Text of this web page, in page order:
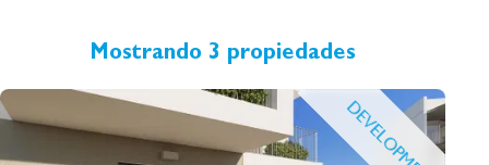
armonía de su nuevo hogar. Póngase en contacto con
nosotros, estaremos encantados de explicarle más
sobre este apasionante proyecto y enviarle la
descripción detallada de las calidades.
Mostrando 3 propiedades